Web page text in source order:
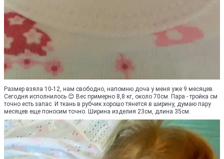
Размер взяла 10-12, нам свободно, напомню доча у меня уже 9 месяцев.
Сегодня исполнилось 😊 Вес примерно 8,8 кг, около 70см. Пара - тройка см
точно есть запас. И ткань в рубчик хорошо тянется в ширину, думаю пару
месяцев еще поносим точно. Ширина изделия 23см, длина 35см.